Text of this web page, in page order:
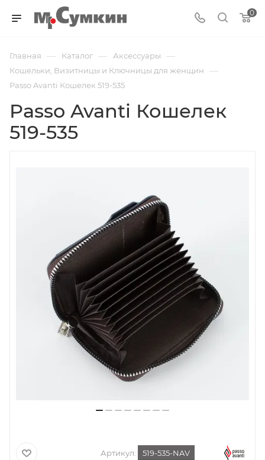
0
Главная — Каталог — Аксессуары —
Кошельки, Визитницы и Ключницы для женщин —
Passo Avanti Кошелек 519-535
Passo Avanti Кошелек
519-535
Артикул: 519-535-NAV